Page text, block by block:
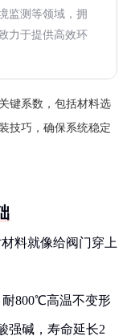
监测等领域，拥
力于提供高效环
键系数，包括材料选
技巧，确保系统稳定
料就像给阀门穿上
耐800℃高温不变形
强碱，寿命延长2